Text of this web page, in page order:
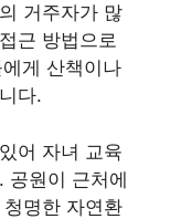
거주자가 많
근 방법으로
게 산책이나
다.
어 자녀 교육
공원이 근처에
명한 자연환